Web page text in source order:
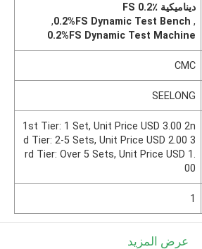
ديناميكية FS 0.2٪
,
0.2%FS Dynamic Test Bench
,
0.2%FS Dynamic Test Machine
CMC
SEELONG
1st Tier: 1 Set, Unit Price USD 3.00 2n
d Tier: 2-5 Sets, Unit Price USD 2.00 3
rd Tier: Over 5 Sets, Unit Price USD 1.
00
1
عرض المزيد